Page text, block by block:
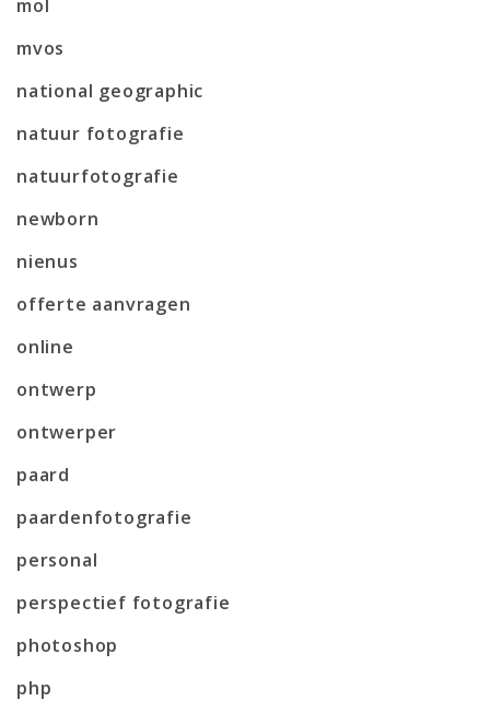
mol
mvos
national geographic
natuur fotografie
natuurfotografie
newborn
nienus
offerte aanvragen
online
ontwerp
ontwerper
paard
paardenfotografie
personal
perspectief fotografie
photoshop
php